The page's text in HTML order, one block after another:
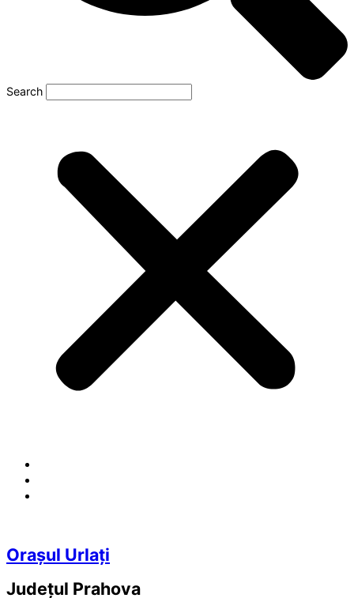
Search
Orașul Urlați
Județul Prahova